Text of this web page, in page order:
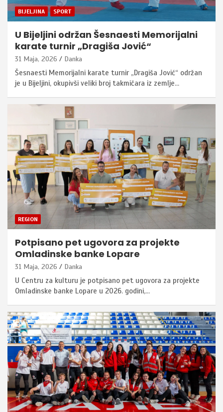
BIJELJINA SPORT
U Bijeljini održan Šesnaesti Memorijalni
karate turnir „Dragiša Jović“
31 Maja, 2026 Danka
Šesnaesti Memorijalni karate turnir „Dragiša Jović“ održan
je u Bijeljini, okupivši veliki broj takmičara iz zemlje…
REGION
Potpisano pet ugovora za projekte
Omladinske banke Lopare
31 Maja, 2026 Danka
U Centru za kulturu je potpisano pet ugovora za projekte
Omladinske banke Lopare u 2026. godini,…